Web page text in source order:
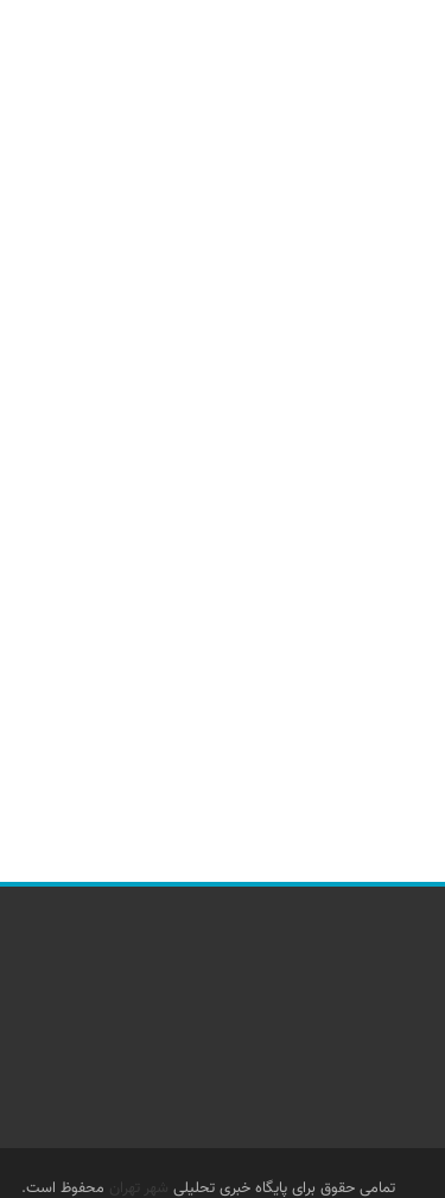
تمامی حقوق برای پایگاه خبری تحلیلی شهر تهران محفوظ است.